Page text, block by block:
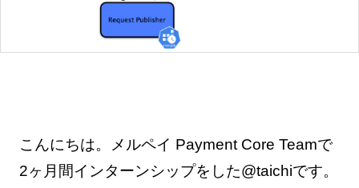
こんにちは。メルペイ Payment Core Teamで
2ヶ月間インターンシップをした@taichiです。